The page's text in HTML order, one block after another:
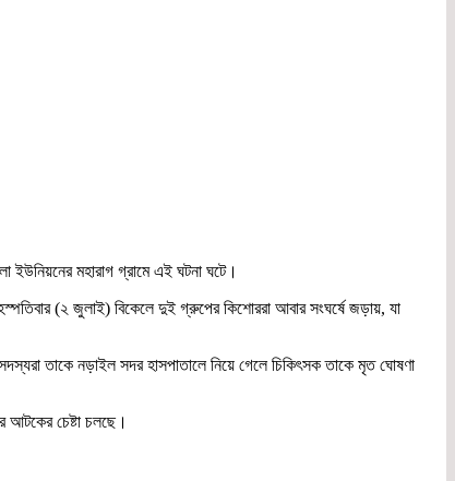
মহারাগ গ্রামে এই ঘটনা ঘটে।
(২ জুলাই) বিকেলে দুই গ্রুপের কিশোররা আবার সংঘর্ষে জড়ায়, যা
তাকে নড়াইল সদর হাসপাতালে নিয়ে গেলে চিকিৎসক তাকে মৃত ঘোষণা
আটকের চেষ্টা চলছে।